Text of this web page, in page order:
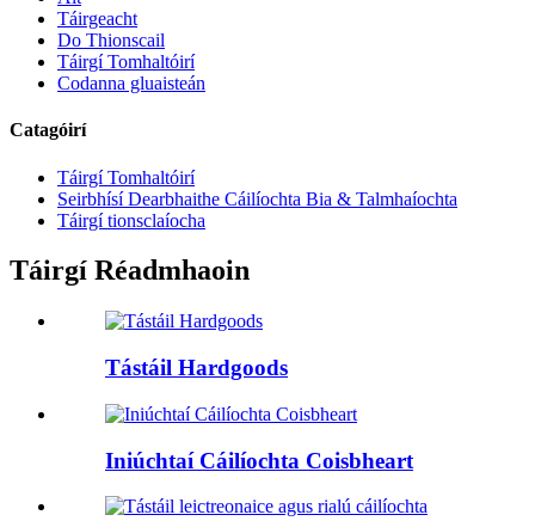
Táirgeacht
Do Thionscail
Táirgí Tomhaltóirí
Codanna gluaisteán
Catagóirí
Táirgí Tomhaltóirí
Seirbhísí Dearbhaithe Cáilíochta Bia & Talmhaíochta
Táirgí tionsclaíocha
Táirgí Réadmhaoin
Tástáil Hardgoods
Iniúchtaí Cáilíochta Coisbheart